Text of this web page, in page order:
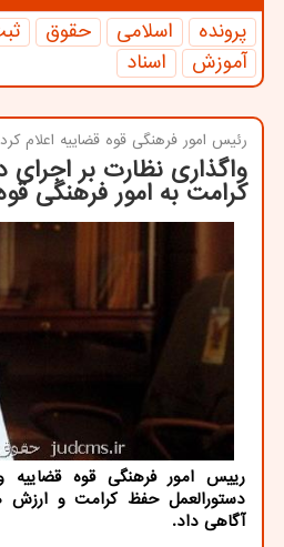
پرونده اسلامی حقوق
آموزش
اسناد
رئیس امور فرهنگی قوه قضاییه اعلام كرد
واگذاری نظارت بر
كرامت به امور فرهنگی
رییس امور فرهنگی قوه قضاییه
دستورالعمل حفظ کرامت و ارزش
آگاهی داد.